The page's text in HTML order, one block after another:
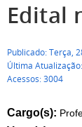
Edital
Publicado: Terça,
Última
Acessos: 3004
Cargo(s):